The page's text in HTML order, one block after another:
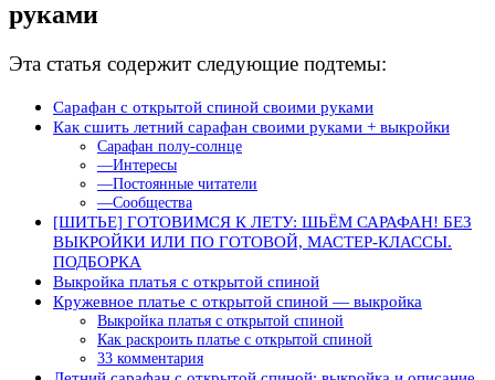
руками
Эта статья содержит следующие подтемы:
Сарафан с открытой спиной своими руками
Как сшить летний сарафан своими руками + выкройки
Сарафан полу-солнце
—Интересы
—Постоянные читатели
—Сообщества
[ШИТЬЕ] ГОТОВИМСЯ К ЛЕТУ: ШЬЁМ САРАФАН! БЕЗ
ВЫКРОЙКИ ИЛИ ПО ГОТОВОЙ, МАСТЕР-КЛАССЫ.
ПОДБОРКА
Выкройка платья с открытой спиной
Кружевное платье с открытой спиной — выкройка
Выкройка платья с открытой спиной
Как раскроить платье с открытой спиной
33 комментария